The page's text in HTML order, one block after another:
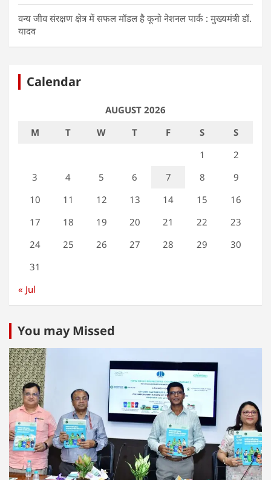
वन्य जीव संरक्षण क्षेत्र में सफल मॉडल है कूनो नेशनल पार्क : मुख्यमंत्री डॉ.
यादव
Calendar
AUGUST 2026
M
T W T F S
S
1
2
3
4 5 6 7 8
9
10
11 12 13 14 15
16
17
18 19 20 21 22
23
24
25 26 27 28 29
30
31
« Jul
You may Missed